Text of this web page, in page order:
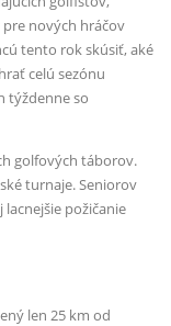
nových hráčov
tento rok skúsiť, aké
celú sezónu
týždenne so
golfových táborov.
turnaje. Seniorov
požičanie
len 25 km od